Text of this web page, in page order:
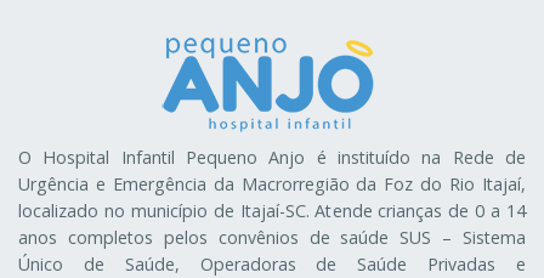
O Hospital Infantil Pequeno Anjo é instituído na Rede de
Urgência e Emergência da Macrorregião da Foz do Rio Itajaí,
localizado no município de Itajaí-SC. Atende crianças de 0 a 14
anos completos pelos convênios de saúde SUS – Sistema
Único de Saúde, Operadoras de Saúde Privadas e